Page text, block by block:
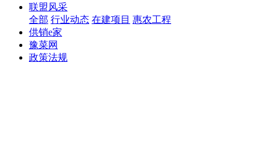
联盟风采
全部 行业动态 在建项目 惠农工程
供销e家
豫菜网
政策法规